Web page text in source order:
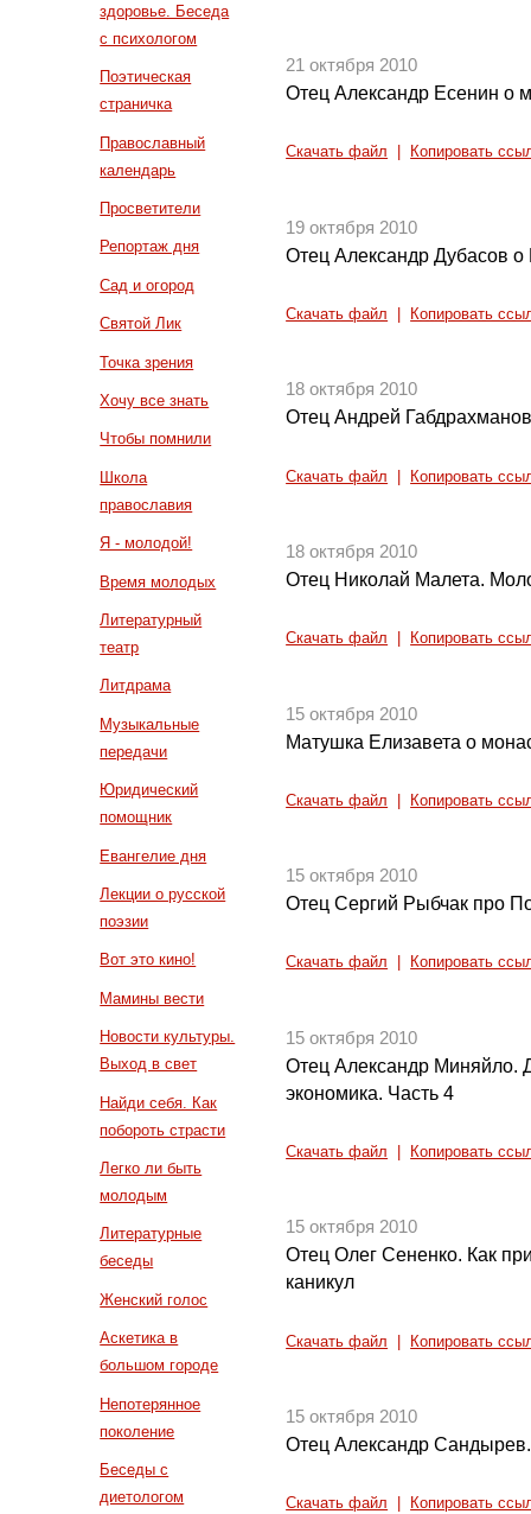
здоровье. Беседа
с психологом
Поэтическая
страничка
Православный
календарь
Просветители
Репортаж дня
Сад и огород
Святой Лик
Точка зрения
Хочу все знать
Чтобы помнили
Школа
православия
Я - молодой!
Время молодых
Литературный
театр
Литдрама
Музыкальные
передачи
Юридический
помощник
Евангелие дня
Лекции о русской
поэзии
Вот это кино!
Мамины вести
Новости культуры.
Выход в свет
Найди себя. Как
побороть страсти
Легко ли быть
молодым
Литературные
беседы
Женский голос
Аскетика в
большом городе
Непотерянное
поколение
Беседы с
диетологом
21 октября 2010
Отец Александр Есенин о
Скачать файл Копировать
19 октября 2010
Отец Александр Дубасов о
Скачать файл Копировать
18 октября 2010
Отец Андрей
Скачать файл Копировать
18 октября 2010
Отец Николай Малета.
Скачать файл Копировать
15 октября 2010
Матушка Елизавета о
Скачать файл Копировать
15 октября 2010
Отец Сергий Рыбчак про
Скачать файл Копировать
15 октября 2010
Отец Александр Миняйло.
экономика. Часть 4
Скачать файл Копировать
15 октября 2010
Отец Олег Сененко. Как
каникул
Скачать файл Копировать
15 октября 2010
Отец Александр
Скачать файл Копировать